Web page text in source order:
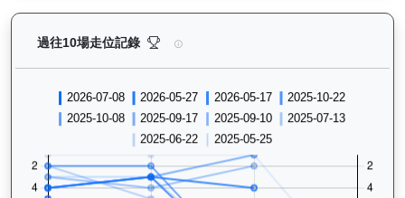
過往10場走位記錄 長勝金剛（K266）— 過往走位記錄